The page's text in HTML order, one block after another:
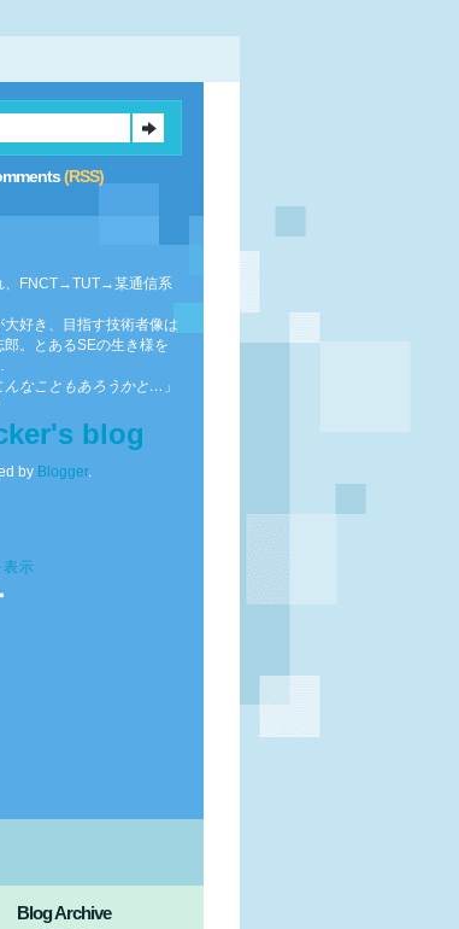
(RSS)
、FNCT→TUT→某通信系
好き、目指す技術者像は
。とあるSEの生き様を
んなこともあろうかと… 」
blog
by Blogger.
示
Blog Archive